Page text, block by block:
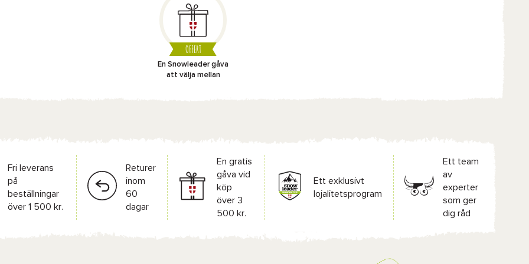
OFFERT
En Snowleader gåva
att välja mellan
Fri leverans
på
beställningar
över 1 500 kr.
Returer
inom
60
dagar
En gratis
gåva vid
köp
över 3
500 kr.
Ett exklusivt
lojalitetsprogram
Ett team
av
experter
som ger
dig råd